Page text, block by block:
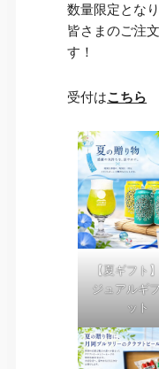
数量限定となり
皆さまのご注
す！
受付はこちら
【夏ギフ
ジュアルギ
ット